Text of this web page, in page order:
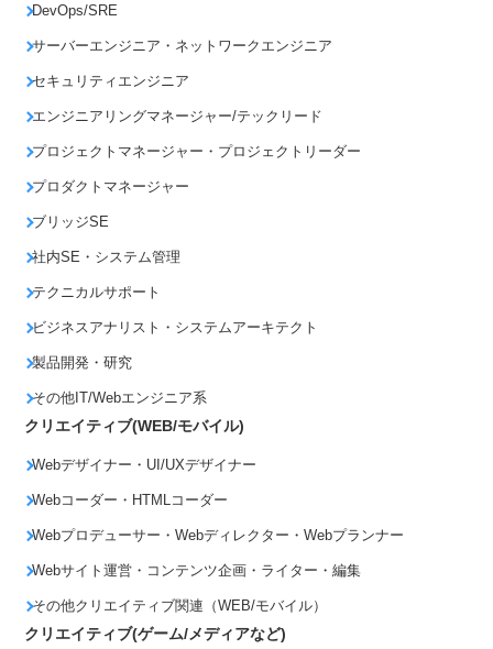
DevOps/SRE
サーバーエンジニア・ネットワークエンジニア
セキュリティエンジニア
エンジニアリングマネージャー/テックリード
プロジェクトマネージャー・プロジェクトリーダー
プロダクトマネージャー
ブリッジSE
社内SE・システム管理
テクニカルサポート
ビジネスアナリスト・システムアーキテクト
製品開発・研究
その他IT/Webエンジニア系
クリエイティブ(WEB/モバイル)
Webデザイナー・UI/UXデザイナー
Webコーダー・HTMLコーダー
Webプロデューサー・Webディレクター・Webプランナー
Webサイト運営・コンテンツ企画・ライター・編集
その他クリエイティブ関連（WEB/モバイル）
クリエイティブ(ゲーム/メディアなど)